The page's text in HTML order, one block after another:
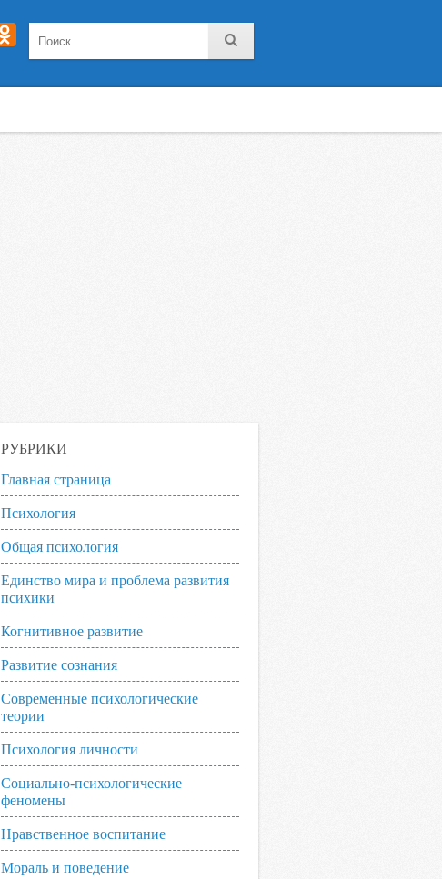
Odnoklassniki
РУБРИКИ
Главная страница
Психология
Общая психология
Единство мира и проблема развития
психики
Когнитивное развитие
Развитие сознания
Современные психологические
теории
Психология личности
Социально-психологические
феномены
Нравственное воспитание
Мораль и поведение